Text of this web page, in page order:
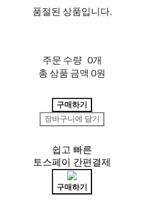
품절된 상품입니다.
주문 수량 0개
총 상품 금액 0원
구매하기
장바구니에 담기
쉽고 빠른
토스페이 간편결제
구매하기